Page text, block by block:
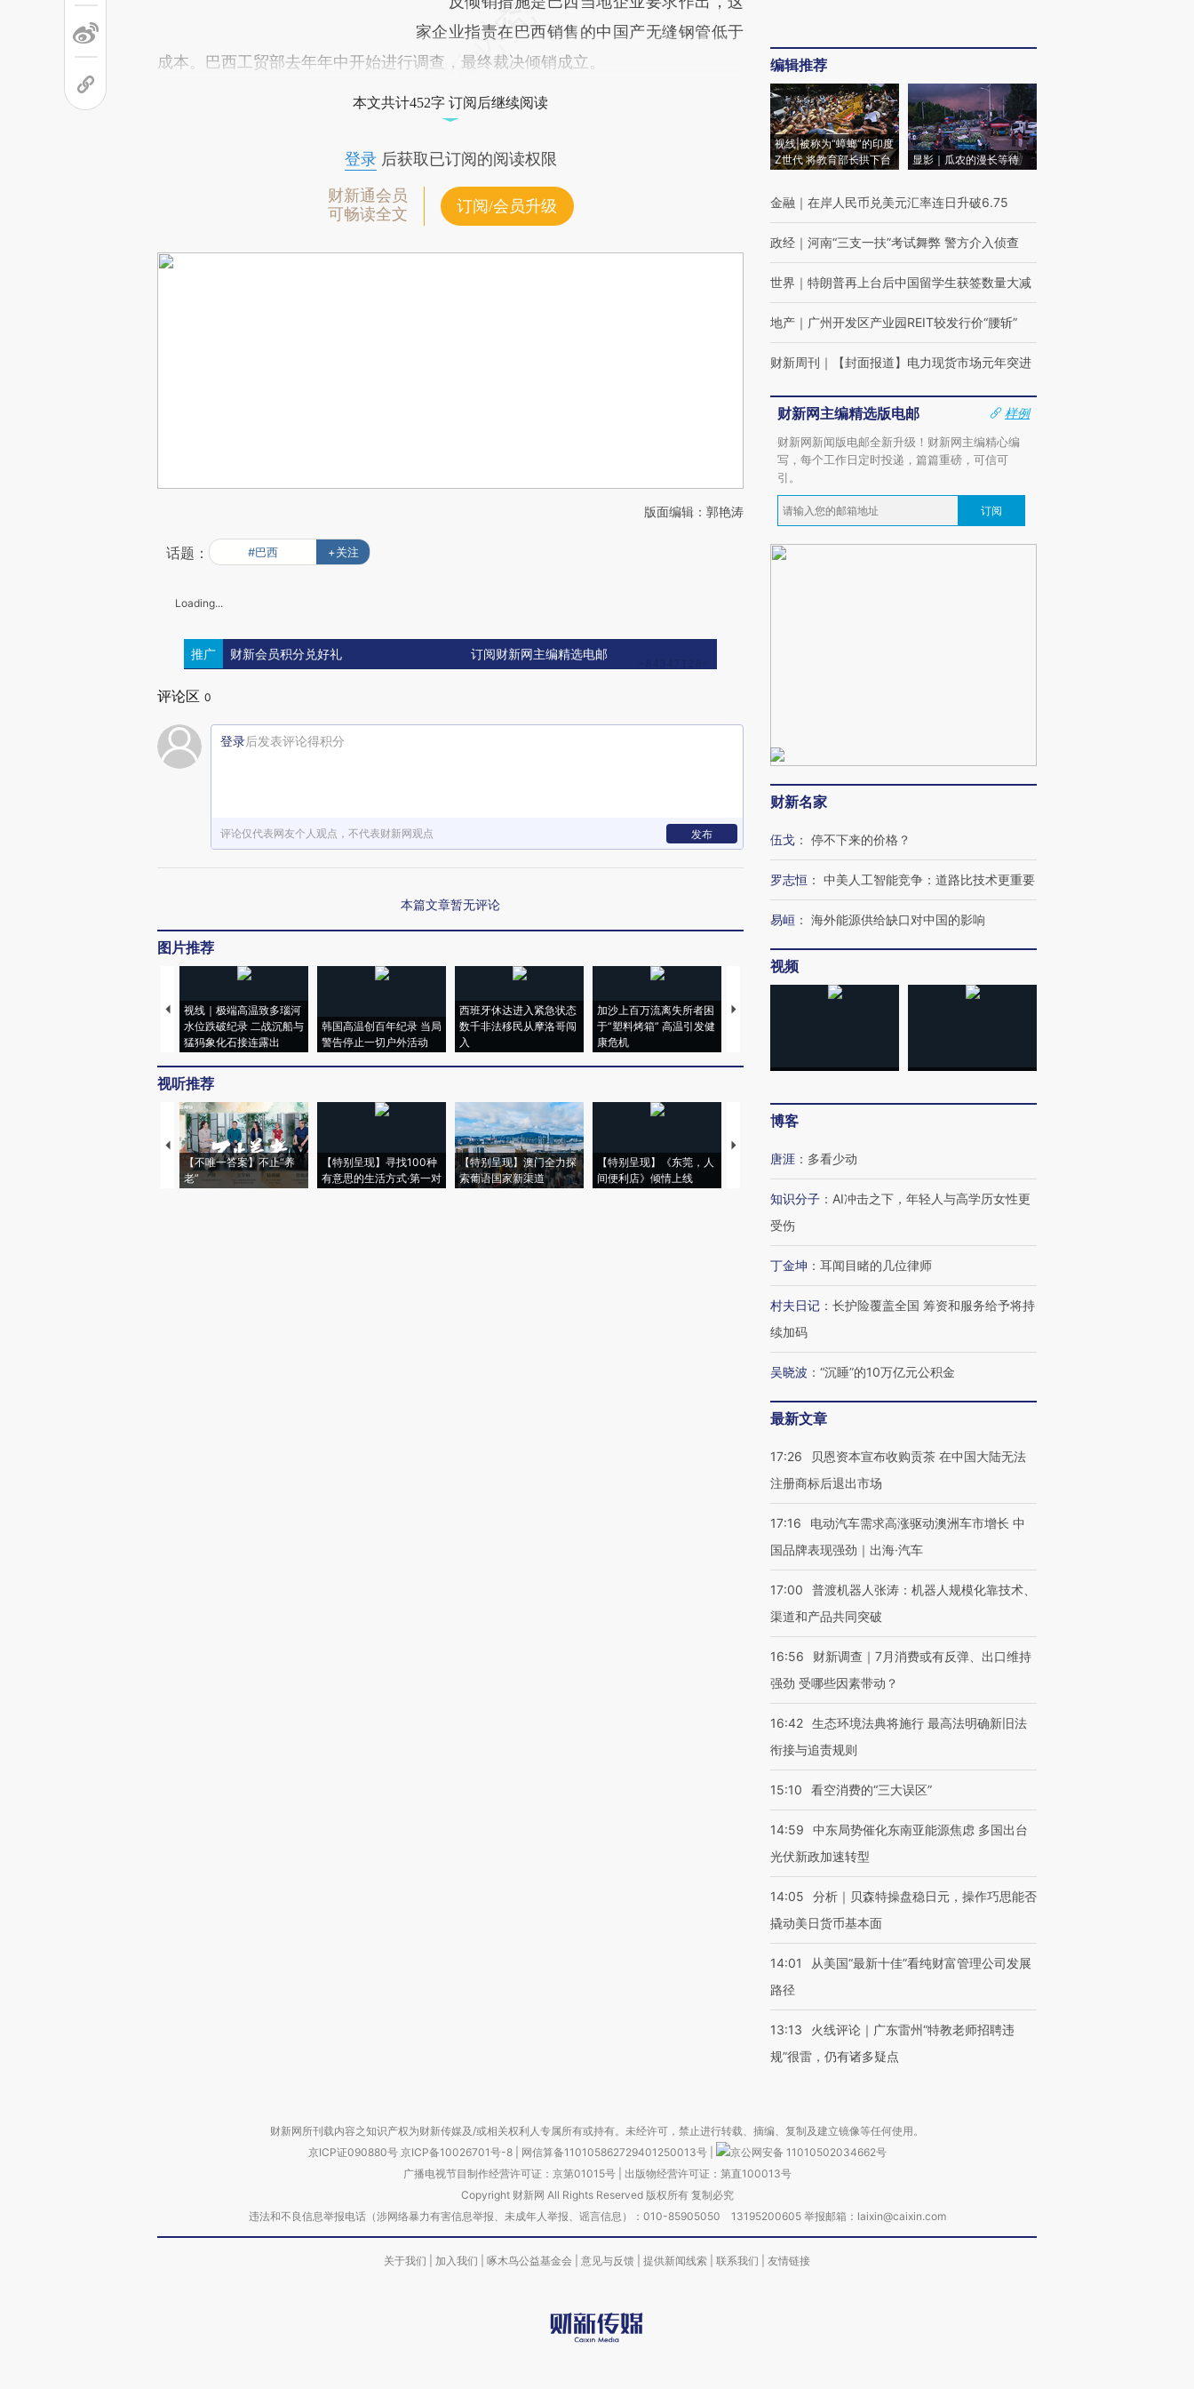
家企业指责在巴西销售的中国产无缝钢管低于
成本。巴西工贸部去年年中开始进行调查，最终裁决倾销成立。
本文共计452字 订阅后继续阅读
登录后获取已订阅的阅读权限
财新通会员
可畅读全文
订阅/会员升级
版面编辑：郭艳涛
话题： #巴西 +关注
Loading...
推广 财新会员积分兑好礼 订阅财新网主编精选电邮
评论区 0
登录后发表评论得积分
评论仅代表网友个人观点，不代表财新网观点 发布
本篇文章暂无评论
图片推荐
视线｜极端高温致多瑙河
水位跌破纪录 二战沉船与
猛犸象化石接连露出
韩国高温创百年纪录 当局
警告停止一切户外活动
西班牙休达进入紧急状态
数千非法移民从摩洛哥闯
入
加沙上百万流离失所者困
于“塑料烤箱” 高温引发健
康危机
视线｜HYROX的吸金
视听推荐
【不唯一答案】不止“养
老”
【特别呈现】寻找100种
有意思的生活方式·第一对
【特别呈现】澳门全力探
索葡语国家新渠道
【特别呈现】《东莞，人
间便利店》倾情上线
【推广】走进第四届链博
会，让数智科技“链”接产
有意思的生活方式·第三对
住三大增长引擎是什么？
编辑推荐
视线|被称为“蟑螂”的印度
Z世代 将教育部长拱下台
显影｜瓜农的漫长等待
金融 ｜ 在岸人民币兑美元汇率连日升破6.75
政经 ｜ 河南“三支一扶”考试舞弊 警方介入侦查
世界 ｜ 特朗普再上台后中国留学生获签数量大减
地产 ｜ 广州开发区产业园REIT较发行价“腰斩”
财新周刊 ｜ 【封面报道】电力现货市场元年突进
财新网主编精选版电邮
样例
财新网新闻版电邮全新升级！财新网主编精心编
写，每个工作日定时投递，篇篇重磅，可信可
引。
订阅
财新名家
伍戈 ： 停不下来的价格？
罗志恒 ： 中美人工智能竞争：道路比技术更重要
易峘 ： 海外能源供给缺口对中国的影响
视频
博客
唐涯 ： 多看少动
知识分子 ： AI冲击之下，年轻人与高学历女性更
受伤
丁金坤 ： 耳闻目睹的几位律师
村夫日记 ： 长护险覆盖全国 筹资和服务给予将持
续加码
吴晓波 ： “沉睡”的10万亿元公积金
最新文章
17:26
贝恩资本宣布收购贡茶 在中国大陆无法
注册商标后退出市场
17:16
电动汽车需求高涨驱动澳洲车市增长 中
国品牌表现强劲｜出海·汽车
17:00
普渡机器人张涛：机器人规模化靠技术、
渠道和产品共同突破
16:56
财新调查｜7月消费或有反弹、出口维持
强劲 受哪些因素带动？
16:42 生态环境法典将施行 最高法明确新旧法
衔接与追责规则
15:10 看空消费的“三大误区”
14:59
中东局势催化东南亚能源焦虑 多国出台
光伏新政加速转型
14:05
分析｜贝森特操盘稳日元，操作巧思能否
撬动美日货币基本面
14:01
从美国“最新十佳”看纯财富管理公司发展
路径
13:13
火线评论｜广东雷州“特教老师招聘违
规”很雷，仍有诸多疑点
财新网所刊载内容之知识产权为财新传媒及/或相关权利人专属所有或持有。未经许可，禁止进行转载、摘编、复制及建立镜像等任何使用。
京ICP证090880号 京ICP备10026701号-8 网信算备110105862729401250013号
京公网安备 11010502034662号
广播电视节目制作经营许可证：京第01015号| 出版物经营许可证：第直100013号
Copyright 财新网 All Rights Reserved 版权所有 复制必究
违法和不良信息举报电话（涉网络暴力有害信息举报、未成年人举报、谣言信息）：010-85905050 13195200605 举报邮箱：laixin@caixin.com
关于我们 加入我们 啄木鸟公益基金会 意见与反馈 提供新闻线索 联系我们 友情链接